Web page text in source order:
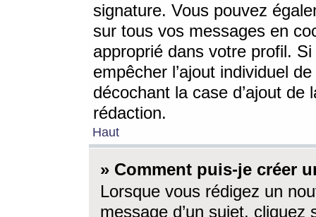
signature. Vous pouvez
sur tous vos messages en
approprié dans votre profil.
empêcher l’ajout individuel
décochant la case d’ajout
rédaction.
Haut
» Comment puis-je créer
Lorsque vous rédigez un
message d’un sujet, cliquez